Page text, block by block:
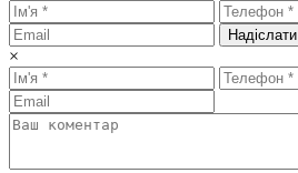
Надіслати
×